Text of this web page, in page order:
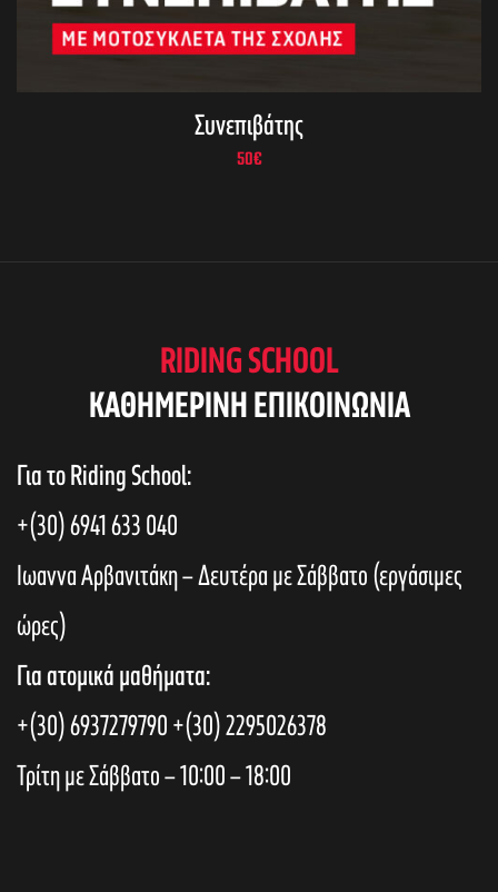
Συνεπιβάτης
50€
RIDING SCHOOL
KAΘΗΜΕΡΙΝΗ ΕΠΙΚΟΙΝΩΝΙΑ
Για το Riding School:
+(30) 6941 633 040
Ιωαννα Αρβανιτάκη – Δευτέρα με Σάββατο (εργάσιμες
ώρες)
Για ατομικά μαθήματα:
+(30) 6937279790+(30) 2295026378
Τρίτη με Σάββατο – 10:00 – 18:00